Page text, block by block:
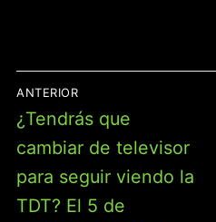
DE
ENTRADAS
ANTERIOR
Entrada
anterior:
¿Tendrás que
cambiar de televisor
para seguir viendo la
TDT? El 5 de